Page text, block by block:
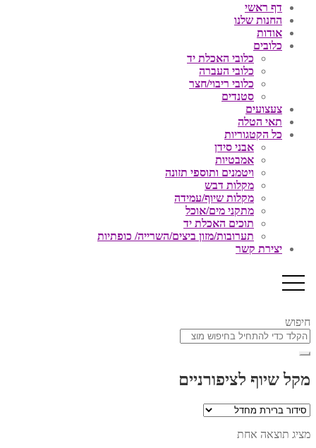
דף ראשי
החנות שלנו
אודות
כלובים
כלובי האכלת יד
כלובי העברה
כלובי ריבוי/חצר
סטנדים
צעצועים
תאי הטלה
כל הקטגוריות
אבני סידן
אמבטיות
ויטמנים ותוספי תזונה
מקלות דבש
מקלות שיוף/עמידה
מתקני מים/אוכל
תוכים האכלת יד
תערובות/מזון ביצים/השרייה/ כופתיות
יצירת קשר
חיפוש
מקל שיוף לציפורניים
מציג תוצאה אחת